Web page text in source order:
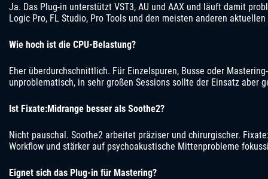
Ja. Das Plug-in unterstützt VST3, AU und AAX und läuft damit
Logic Pro, FL Studio, Pro Tools und den meisten anderen aktuellen
Wie hoch ist die CPU-Belastung?
Eher überdurchschnittlich. Für Einzelspuren, Busse oder
unproblematisch, in sehr großen Sessions sollte der Einsatz aber
Ist Fixate:Midrange besser als Soothe2?
Nicht pauschal. Soothe2 arbeitet präziser und chirurgischer.
Workflow und stärker auf psychoakustische Mittenprobleme
Eignet sich das Plug-in für Mastering?